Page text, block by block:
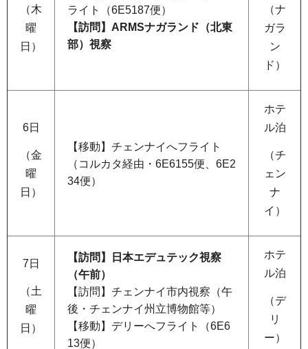
（木
曜
日）
ライト（6E5187便）
【訪問】ARMSナガランド（北東
部）視察
（ナ
ガラ
ン
ド）
6日
（金
曜
日）
【移動】チェンナイへフライト
（コルカタ経由・6E6155便、6E2
34便）
ホテ
ル泊
（チ
ェン
ナ
イ）
7日
（土
曜
日）
【訪問】日本エデュテック視察
（午前）
【訪問】チェンナイ市内視察（午
後・チェンナイ州立博物館等）
【移動】デリーへフライト（6E6
13便）
ホテ
ル泊
（デ
リ
ー）